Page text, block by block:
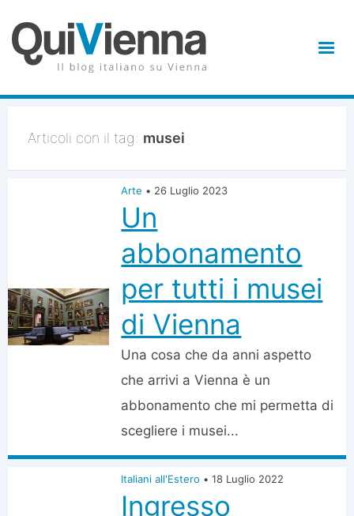
Articoli con il tag: musei
Arte • 26 Luglio 2023
Un
abbonamento
per tutti i musei
di Vienna
Una cosa che da anni aspetto
che arrivi a Vienna è un
abbonamento che mi permetta di
scegliere i musei...
Italiani all'Estero • 18 Luglio 2022
Ingresso